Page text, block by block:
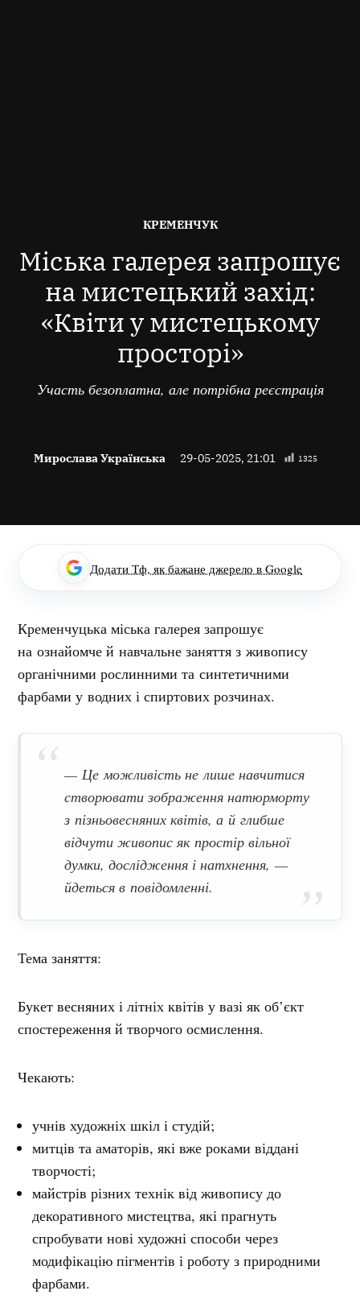
ОПУБЛІКОВАНО
КРЕМЕНЧУК
Міська галерея запрошує
на мистецький захід:
«Квіти у мистецькому
просторі»
Участь безоплатна, але потрібна реєстрація
Мирослава Українська 29-05-2025, 21:01 1325
Додати Тф, як бажане джерело в Google
Кременчуцька міська галерея запрошує
на ознайомче й навчальне заняття з живопису
органічними рослинними та синтетичними
фарбами у водних і спиртових розчинах.
— Це можливість не лише навчитися
створювати зображення натюрморту
з пізньовесняних квітів, а й глибше
відчути живопис як простір вільної
думки, дослідження і натхнення, —
йдеться в повідомленні.
Тема заняття:
Букет весняних і літніх квітів у вазі як об’єкт
спостереження й творчого осмислення.
Чекають:
учнів художніх шкіл і студій;
митців та аматорів, які вже роками віддані
творчості;
майстрів різних технік від живопису до
декоративного мистецтва, які прагнуть
спробувати нові художні способи через
модифікацію пігментів і роботу з природними
фарбами.